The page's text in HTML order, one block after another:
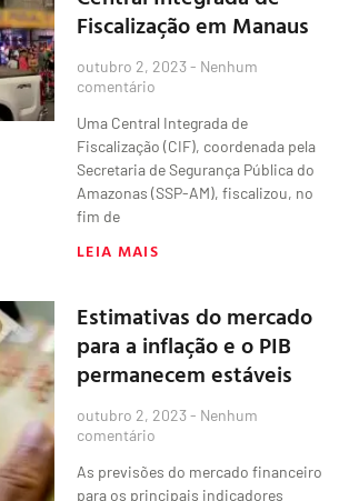
Fiscalização em Manaus
outubro 2, 2023 Nenhum
comentário
Uma Central Integrada de
Fiscalização (CIF), coordenada pela
Secretaria de Segurança Pública do
Amazonas (SSP-AM), fiscalizou, no
fim de
LEIA MAIS
Estimativas do mercado
para a inflação e o PIB
permanecem estáveis
outubro 2, 2023 Nenhum
comentário
As previsões do mercado financeiro
para os principais indicadores